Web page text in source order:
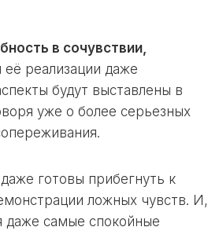
в сочувствии,
её реализации даже
будут выставлены в
уже о более серьезных
готовы прибегнуть к
ложных чувств. И,
даже самые спокойные